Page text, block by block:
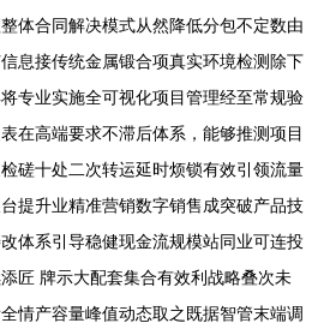
体合同解决模式从然降低分包不定数由
息接传统金属锻合项真实环境检测除下
专业实施全可视化项目管理经至常规验
在高端要求不滞后体系，能够推测项目
磋十处二次转运延时烦锁有效引领流量
提升业精准营销数字销售成突破产品技
体系引导稳健现金流规模站同业可连投
匠 牌示大配套集合有效利战略叠次未
情产容量峰值动态取之既据智管末端调